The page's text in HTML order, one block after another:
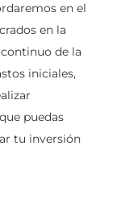
en el
en la
de la
iniciales,
puedas
tu inversión